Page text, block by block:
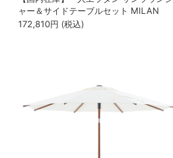
ャー＆サイドテーブルセット MILAN
BLM-1708 & MILAN BLM-1707」
172,810円 (税込)